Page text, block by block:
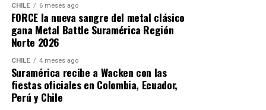
región en Wacken 2024 ganando el quinto lugar a nivel
mundial, Vhill (Venezuela) o Force (Chile) que nos
respresenta este año, han dejado en alto el nombre de
Sudamérica en el escenario más importante del metal
mundial . Ahora, con dos cupos, se duplica la
oportunidad para que nuevas bandas emergentes den el
salto.
CHILE 6 meses ago
FORCE la nueva sangre del metal clásico
gana Metal Battle Suramérica Región
Norte 2026
CHILE 4 meses ago
Suramérica recibe a Wacken con las
fiestas oficiales en Colombia, Ecuador,
Perú y Chile